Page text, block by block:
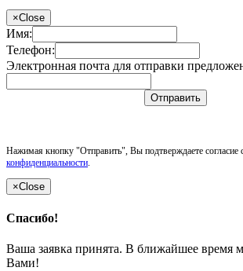
×Close
Имя:
Телефон:
Электронная почта для отправки
Отправить
Нажимая кнопку "Отправить", Вы подтверждаете согласие
конфиденциальности.
×Close
Спасибо!
Ваша заявка принята. В ближайшее время
Вами!